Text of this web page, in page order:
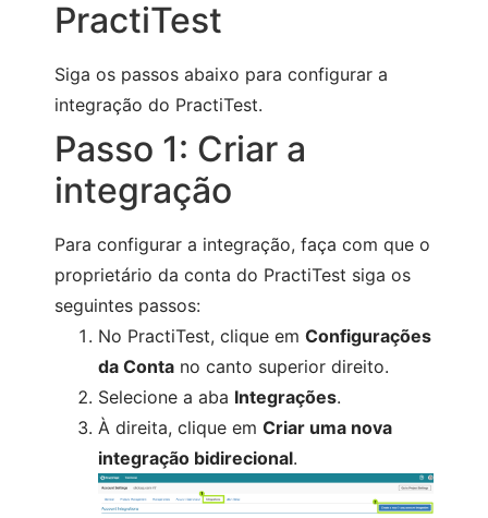
PractiTest
Siga os passos abaixo para configurar a
integração do PractiTest.
Passo 1: Criar a
integração
Para configurar a integração, faça com que o
proprietário da conta do PractiTest siga os
seguintes passos:
No PractiTest, clique em Configurações
da Conta no canto superior direito.
Selecione a aba Integrações.
À direita, clique em Criar uma nova
integração bidirecional.